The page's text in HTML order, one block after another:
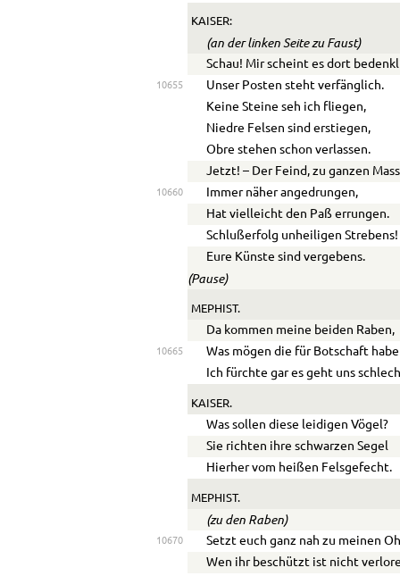
KAISER:
(an der linken Seite zu Faust)
Schau! Mir scheint es dort
10655
Unser Posten steht verfänglich.
Keine Steine seh ich fliegen,
Niedre Felsen sind erstiegen,
Obre stehen schon verlassen.
Jetzt! – Der Feind, zu ganzen
10660
Immer näher angedrungen,
Hat vielleicht den Paß errungen.
Schlußerfolg unheiligen Strebens!
Eure Künste sind vergebens.
(Pause)
MEPHIST.
Da kommen meine beiden Raben,
10665
Was mögen die für Botschaft
Ich fürchte gar es geht uns
KAISER.
Was sollen diese leidigen Vögel?
Sie richten ihre schwarzen Segel
Hierher vom heißen Felsgefecht.
MEPHIST.
(zu den Raben)
10670
Setzt euch ganz nah zu meinen
Wen ihr beschützt ist nicht